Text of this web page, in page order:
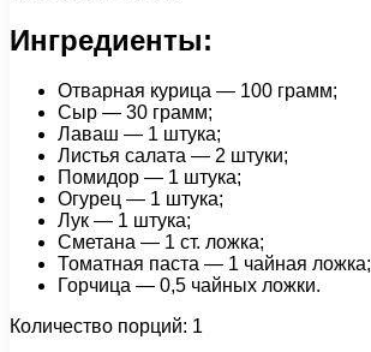
Ингредиенты:
Отварная курица — 100 грамм;
Сыр — 30 грамм;
Лаваш — 1 штука;
Листья салата — 2 штуки;
Помидор — 1 штука;
Огурец — 1 штука;
Лук — 1 штука;
Сметана — 1 ст. ложка;
Томатная паста — 1 чайная ложка;
Горчица — 0,5 чайных ложки.
Количество порций: 1